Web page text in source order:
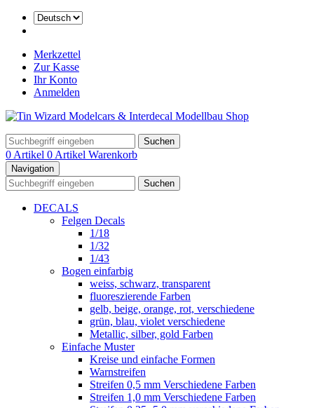
Merkzettel
Zur Kasse
Ihr Konto
Anmelden
Suchen
0 Artikel 0 Artikel Warenkorb
Navigation
Suchen
DECALS
Felgen Decals
1/18
1/32
1/43
Bogen einfarbig
weiss, schwarz, transparent
fluoreszierende Farben
gelb, beige, orange, rot, verschiedene
grün, blau, violet verschiedene
Metallic, silber, gold Farben
Einfache Muster
Kreise und einfache Formen
Warnstreifen
Streifen 0,5 mm Verschiedene Farben
Streifen 1,0 mm Verschiedene Farben